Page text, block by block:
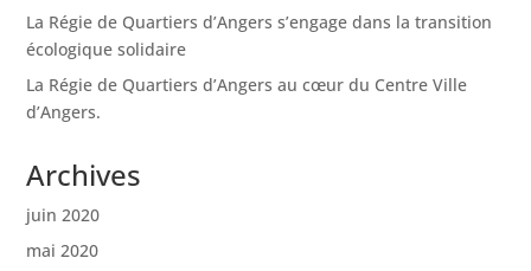
La Régie de Quartiers d’Angers s’engage dans la transition
écologique solidaire
La Régie de Quartiers d’Angers au cœur du Centre Ville
d’Angers.
Archives
juin 2020
mai 2020